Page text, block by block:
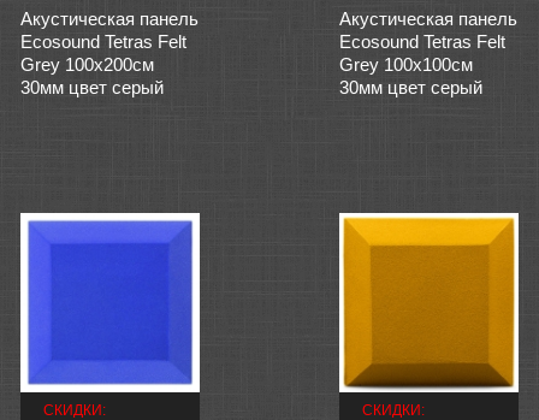
Акустическая панель
Ecosound Tetras Felt
Grey 100x200см
30мм цвет серый
Акустическая панель
Ecosound Tetras Felt
Grey 100x100см
30мм цвет серый
СКИДКИ: СКИДКИ: